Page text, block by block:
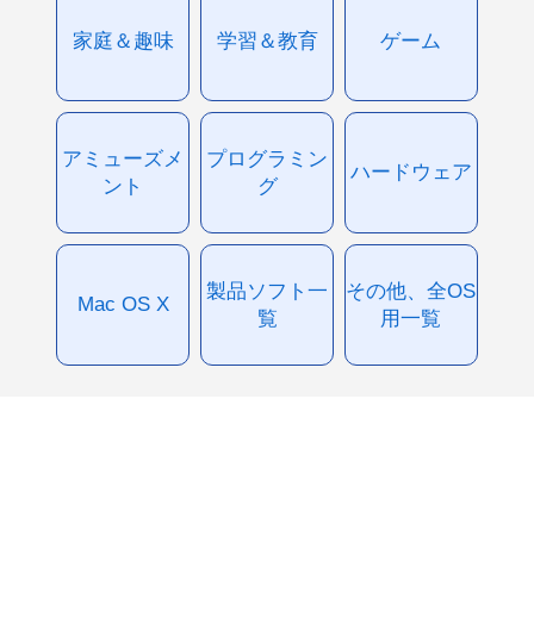
家庭＆趣味 学習＆教育 ゲーム
アミューズメ
ント
プログラミン
グ
ハードウェア
Mac OS X
製品ソフト一
覧
その他、全OS
用一覧